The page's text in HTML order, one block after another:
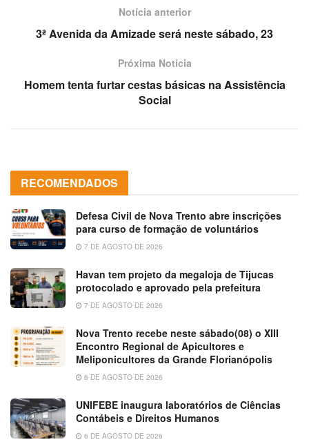
Notícia anterior
3ª Avenida da Amizade será neste sábado, 23
Próxima Notícia
Homem tenta furtar cestas básicas na Assistência
Social
RECOMENDADOS
Defesa Civil de Nova Trento abre inscrições
para curso de formação de voluntários
7 DE AGOSTO DE 2026
Havan tem projeto da megaloja de Tijucas
protocolado e aprovado pela prefeitura
7 DE AGOSTO DE 2026
Nova Trento recebe neste sábado(08) o XIII
Encontro Regional de Apicultores e
Meliponicultores da Grande Florianópolis
6 DE AGOSTO DE 2026
UNIFEBE inaugura laboratórios de Ciências
Contábeis e Direitos Humanos
6 DE AGOSTO DE 2026